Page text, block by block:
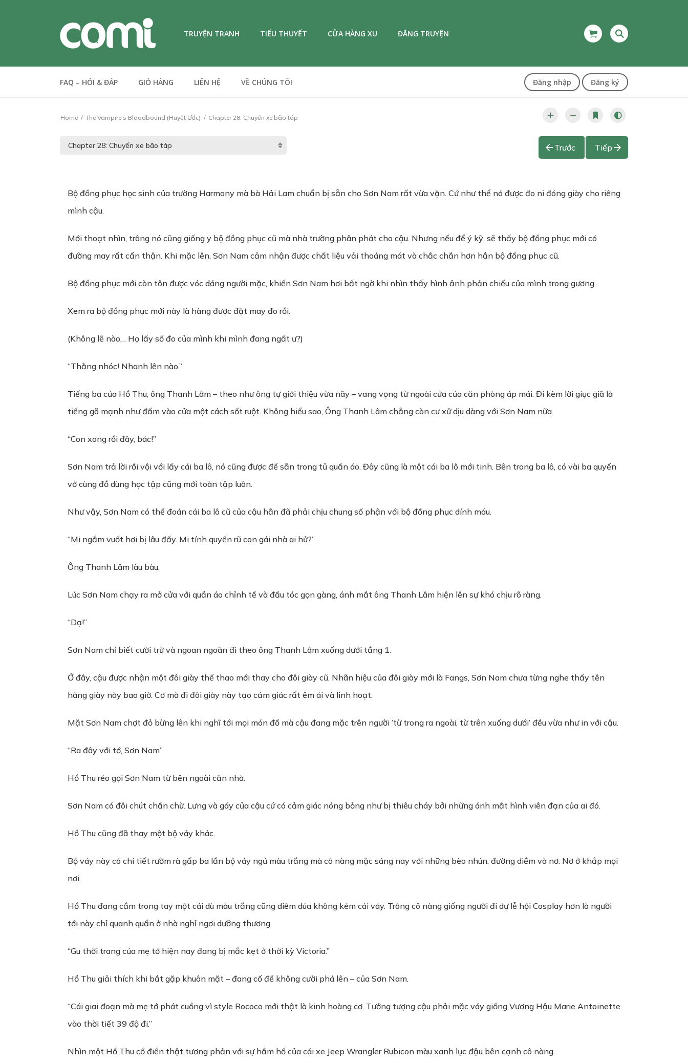
TRUYỆN TRANH TIỂU THUYẾT CỬA HÀNG XU ĐĂNG TRUYỆN
FAQ – HỎI & ĐÁP GIỎ HÀNG LIÊN HỆ VỀ CHÚNG TÔI Đăng nhập Đăng ký
Home The Vampire’s Bloodbound (Huyết Ước) Chapter 28: Chuyến xe bão táp
Trước Tiếp
Bộ đồng phục học sinh của trường Harmony mà bà Hải Lam chuẩn bị sẵn cho Sơn Nam rất vừa vặn. Cứ như thể nó được đo ni đóng giày cho riêng
mình cậu.
Mới thoạt nhìn, trông nó cũng giống y bộ đồng phục cũ mà nhà trường phân phát cho cậu. Nhưng nếu để ý kỹ, sẽ thấy bộ đồng phục mới có
đường may rất cẩn thận. Khi mặc lên, Sơn Nam cảm nhận được chất liệu vải thoáng mát và chắc chắn hơn hẳn bộ đồng phục cũ.
Bộ đồng phục mới còn tôn được vóc dáng người mặc, khiến Sơn Nam hơi bất ngờ khi nhìn thấy hình ảnh phản chiếu của mình trong gương.
Xem ra bộ đồng phục mới này là hàng được đặt may đo rồi.
(Không lẽ nào… Họ lấy số đo của mình khi mình đang ngất ư?)
“Thằng nhóc! Nhanh lên nào.”
Tiếng ba của Hồ Thu, ông Thanh Lâm – theo như ông tự giới thiệu vừa nãy – vang vọng từ ngoài cửa của căn phòng áp mái. Đi kèm lời giục giã là
tiếng gõ mạnh như đấm vào cửa một cách sốt ruột. Không hiểu sao, Ông Thanh Lâm chẳng còn cư xử dịu dàng với Sơn Nam nữa.
“Con xong rồi đây, bác!”
Sơn Nam trả lời rồi vội với lấy cái ba lô, nó cũng được để sẵn trong tủ quần áo. Đây cũng là một cái ba lô mới tinh. Bên trong ba lô, có vài ba quyển
vở cùng đồ dùng học tập cũng mới toàn tập luôn.
Như vậy, Sơn Nam có thể đoán cái ba lô cũ của cậu hẳn đã phải chịu chung số phận với bộ đồng phục dính máu.
“Mi ngắm vuốt hơi bị lâu đấy. Mi tính quyến rũ con gái nhà ai hử?”
Ông Thanh Lâm làu bàu.
Lúc Sơn Nam chạy ra mở cửa với quần áo chỉnh tề và đầu tóc gọn gàng, ánh mắt ông Thanh Lâm hiện lên sự khó chịu rõ ràng.
“Dạ!”
Sơn Nam chỉ biết cười trừ và ngoan ngoãn đi theo ông Thanh Lâm xuống dưới tầng 1.
Ở đây, cậu được nhận một đôi giày thể thao mới thay cho đôi giày cũ. Nhãn hiệu của đôi giày mới là Fangs, Sơn Nam chưa từng nghe thấy tên
hãng giày này bao giờ. Cơ mà đi đôi giày này tạo cảm giác rất êm ái và linh hoạt.
Mặt Sơn Nam chợt đỏ bừng lên khi nghĩ tới mọi món đồ mà cậu đang mặc trên người ’từ trong ra ngoài, từ trên xuống dưới’ đều vừa như in với cậu.
“Ra đây với tớ, Sơn Nam”
Hồ Thu réo gọi Sơn Nam từ bên ngoài căn nhà.
Sơn Nam có đôi chút chần chừ. Lưng và gáy của cậu cứ có cảm giác nóng bỏng như bị thiêu cháy bởi những ánh mắt hình viên đạn của ai đó.
Hồ Thu cũng đã thay một bộ váy khác.
Bộ váy này có chi tiết rườm rà gấp ba lần bộ váy ngủ màu trắng mà cô nàng mặc sáng nay với những bèo nhún, đường diềm và nơ. Nơ ở khắp mọi
nơi.
Hồ Thu đang cầm trong tay một cái dù màu trắng cũng diêm dúa không kém cái váy. Trông cô nàng giống người đi dự lễ hội Cosplay hơn là người
tới này chỉ quanh quẩn ở nhà nghỉ ngơi dưỡng thương.
“Gu thời trang của mẹ tớ hiện nay đang bị mắc kẹt ở thời kỳ Victoria.”
Hồ Thu giải thích khi bắt gặp khuôn mặt – đang cố để không cười phá lên – của Sơn Nam.
“Cái giai đoạn mà mẹ tớ phát cuồng vì style Rococo mới thật là kinh hoàng cơ. Tưởng tượng cậu phải mặc váy giống Vương Hậu Marie Antoinette
vào thời tiết 39 độ đi.”
Nhìn một Hồ Thu cổ điển thật tương phản với sự hầm hố của cái xe Jeep Wrangler Rubicon màu xanh lục đậu bên cạnh cô nàng.